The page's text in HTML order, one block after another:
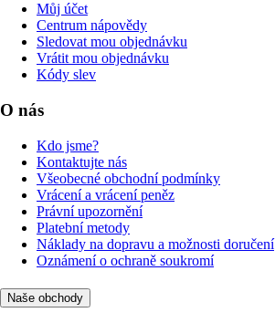
Můj účet
Centrum nápovědy
Sledovat mou objednávku
Vrátit mou objednávku
Kódy slev
O nás
Kdo jsme?
Kontaktujte nás
Všeobecné obchodní podmínky
Vrácení a vrácení peněz
Právní upozornění
Platební metody
Náklady na dopravu a možnosti doručení
Oznámení o ochraně soukromí
Naše obchody